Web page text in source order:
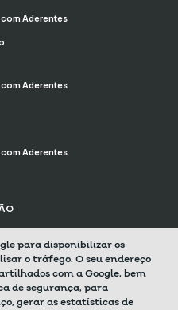
Aderentes
Aderentes
Aderentes
para disponibilizar os
o tráfego. O seu endereço
com a Google, bem
de segurança, para
gerar as estatísticas de